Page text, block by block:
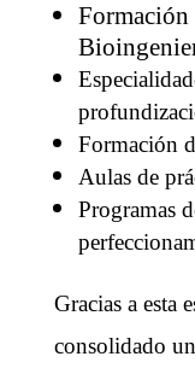
Formación
Formación
Aulas de
Programas
Gracias a esta
consolidado